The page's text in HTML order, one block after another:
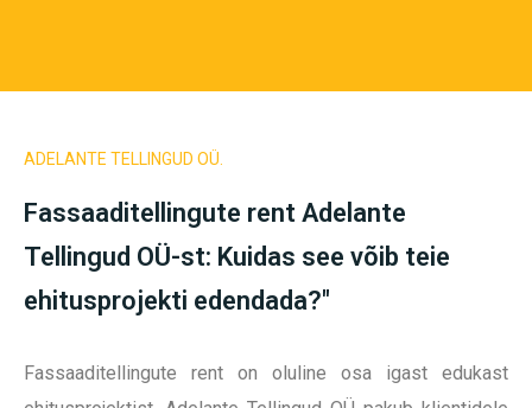
ADELANTE TELLINGUD OÜ.
Fassaaditellingute rent Adelante
Tellingud OÜ-st: Kuidas see võib teie
ehitusprojekti edendada?"
Fassaaditellingute rent on oluline osa igast edukast